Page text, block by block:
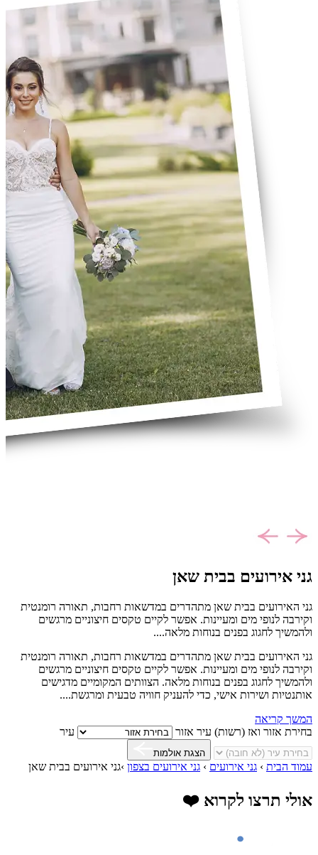
גני אירועים בבית שאן
גני האירועים בבית שאן מתהדרים במדשאות רחבות, תאורה רומנטית
וקירבה לנופי מים ומעיינות. אפשר לקיים טקסים חיצוניים מרגשים
ולהמשיך לחגוג בפנים בנוחות מלאה....
גני האירועים בבית שאן מתהדרים במדשאות רחבות, תאורה רומנטית
וקירבה לנופי מים ומעיינות. אפשר לקיים טקסים חיצוניים מרגשים
ולהמשיך לחגוג בפנים בנוחות מלאה. הצוותים המקומיים מדגישים
אותנטיות ושירות אישי, כדי להעניק חוויה טבעית ומרגשת....
המשך קריאה
בחירת אזור ואז (רשות) עיר אזור עיר
הצגת אולמות
עמוד הבית › גני אירועים › גני אירועים בצפון ›גני אירועים בבית שאן
אולי תרצו לקרוא ❤️